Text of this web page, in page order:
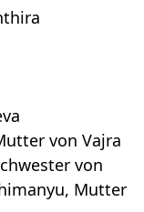
von Vajra
von
Mutter